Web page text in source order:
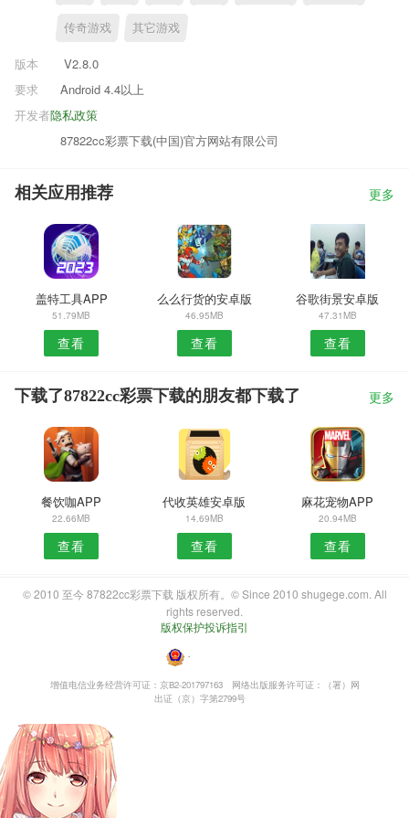
传奇游戏 其它游戏
版本
V2.8.0
要求
Android 4.4以上
隐私政策
开发者
87822cc彩票下载(中国)官方网站有限公司
相关应用推荐 更多
盖特工具APP
51.79MB
查看
么么行货的安卓版
46.95MB
查看
谷歌街景安卓版
47.31MB
查看
下载了87822cc彩票下载的朋友都下载了 更多
餐饮咖APP
22.66MB
查看
代收英雄安卓版
14.69MB
查看
麻花宠物APP
20.94MB
查看
© 2010 至今 87822cc彩票下载 版权所有。© Since 2010 shugege.com. All
rights reserved.
版权保护投诉指引
・
增值电信业务经营许可证：京B2-201797163
网络出版服务许可证：（署）网
出证（京）字第2799号